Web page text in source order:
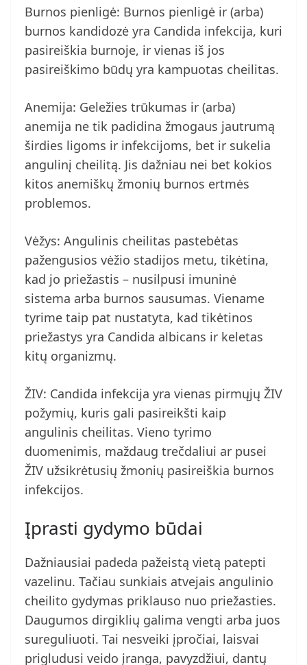
Burnos pienligė: Burnos pienligė ir (arba)
burnos kandidozė yra Candida infekcija, kuri
pasireiškia burnoje, ir vienas iš jos
pasireiškimo būdų yra kampuotas cheilitas.
Anemija: Geležies trūkumas ir (arba)
anemija ne tik padidina žmogaus jautrumą
širdies ligoms ir infekcijoms, bet ir sukelia
angulinį cheilitą. Jis dažniau nei bet kokios
kitos anemiškų žmonių burnos ertmės
problemos.
Vėžys: Angulinis cheilitas pastebėtas
pažengusios vėžio stadijos metu, tikėtina,
kad jo priežastis – nusilpusi imuninė
sistema arba burnos sausumas. Viename
tyrime taip pat nustatyta, kad tikėtinos
priežastys yra Candida albicans ir keletas
kitų organizmų.
ŽIV: Candida infekcija yra vienas pirmųjų ŽIV
požymių, kuris gali pasireikšti kaip
angulinis cheilitas. Vieno tyrimo
duomenimis, maždaug trečdaliui ar pusei
ŽIV užsikrėtusių žmonių pasireiškia burnos
infekcijos.
Įprasti gydymo būdai
Dažniausiai padeda pažeistą vietą patepti
vazelinu. Tačiau sunkiais atvejais angulinio
cheilito gydymas priklauso nuo priežasties.
Daugumos dirgiklių galima vengti arba juos
sureguliuoti. Tai nesveiki įpročiai, laisvai
prigludusi veido įranga, pavyzdžiui, dantų